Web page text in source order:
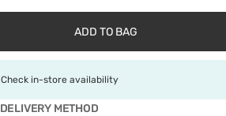
ADD TO BAG
Check in-store availability
DELIVERY METHOD